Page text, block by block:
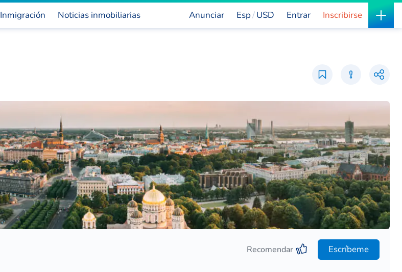
Anunciar
Inmigración Noticias inmobiliarias Esp USD Entrar Inscribirse
Recomendar Escríbeme